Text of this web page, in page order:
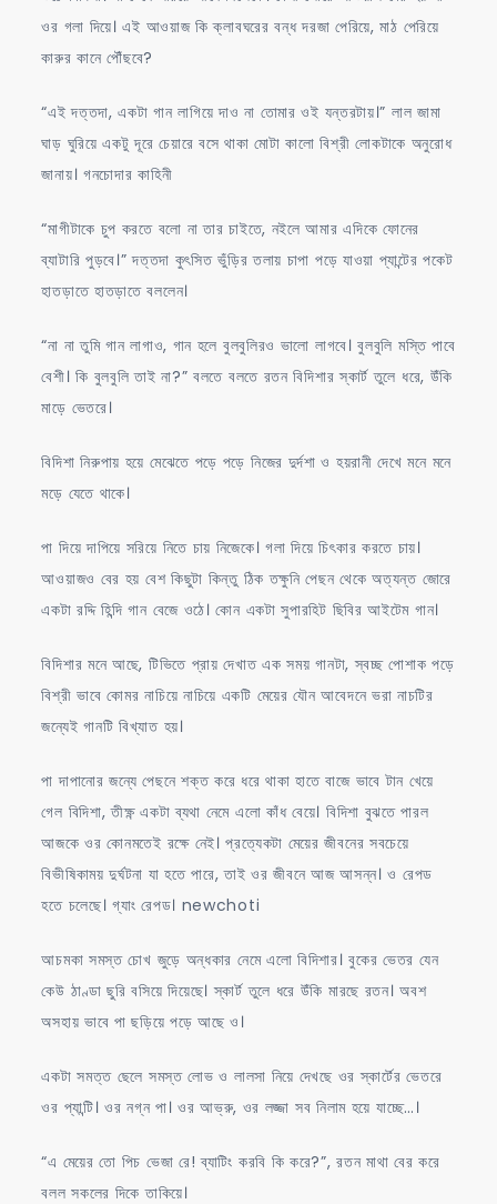
ওর গলা দিয়ে। এই আওয়াজ কি ক্লাবঘরের বন্ধ দরজা পেরিয়ে, মাঠ পেরিয়ে
কারুর কানে পৌঁছবে?
“এই দত্তদা, একটা গান লাগিয়ে দাও না তোমার ওই যন্তরটায়।” লাল জামা
ঘাড় ঘুরিয়ে একটু দূরে চেয়ারে বসে থাকা মোটা কালো বিশ্রী লোকটাকে অনুরোধ
জানায়। গনচোদার কাহিনী
“মাগীটাকে চুপ করতে বলো না তার চাইতে, নইলে আমার এদিকে ফোনের
ব্যাটারি পুড়বে।” দত্তদা কুৎসিত ভুঁড়ির তলায় চাপা পড়ে যাওয়া প্যান্টের পকেট
হাতড়াতে হাতড়াতে বললেন।
“না না তুমি গান লাগাও, গান হলে বুলবুলিরও ভালো লাগবে। বুলবুলি মস্তি পাবে
বেশী। কি বুলবুলি তাই না?” বলতে বলতে রতন বিদিশার স্কার্ট তুলে ধরে, উঁকি
মাড়ে ভেতরে।
বিদিশা নিরুপায় হয়ে মেঝেতে পড়ে পড়ে নিজের দুর্দশা ও হয়রানী দেখে মনে মনে
মড়ে যেতে থাকে।
পা দিয়ে দাপিয়ে সরিয়ে নিতে চায় নিজেকে। গলা দিয়ে চিৎকার করতে চায়।
আওয়াজও বের হয় বেশ কিছুটা কিন্তু ঠিক তক্ষুনি পেছন থেকে অত্যন্ত জোরে
একটা রদ্দি হিন্দি গান বেজে ওঠে। কোন একটা সুপারহিট ছিবির আইটেম গান।
বিদিশার মনে আছে, টিভিতে প্রায় দেখাত এক সময় গানটা, স্বচ্ছ পোশাক পড়ে
বিশ্রী ভাবে কোমর নাচিয়ে নাচিয়ে একটি মেয়ের যৌন আবেদনে ভরা নাচটির
জন্যেই গানটি বিখ্যাত হয়।
পা দাপানোর জন্যে পেছনে শক্ত করে ধরে থাকা হাতে বাজে ভাবে টান খেয়ে
গেল বিদিশা, তীক্ষ্ণ একটা ব্যথা নেমে এলো কাঁধ বেয়ে। বিদিশা বুঝতে পারল
আজকে ওর কোনমতেই রক্ষে নেই। প্রত্যেকটা মেয়ের জীবনের সবচেয়ে
বিভীষিকাময় দুর্ঘটনা যা হতে পারে, তাই ওর জীবনে আজ আসন্ন। ও রেপড
হতে চলেছে। গ্যাং রেপড। newchoti
আচমকা সমস্ত চোখ জুড়ে অন্ধকার নেমে এলো বিদিশার। বুকের ভেতর যেন
কেউ ঠাণ্ডা ছুরি বসিয়ে দিয়েছে। স্কার্ট তুলে ধরে উঁকি মারছে রতন। অবশ
অসহায় ভাবে পা ছড়িয়ে পড়ে আছে ও।
একটা সমত্ত ছেলে সমস্ত লোভ ও লালসা নিয়ে দেখছে ওর স্কার্টের ভেতরে
ওর প্যান্টি। ওর নগ্ন পা। ওর আভ্রু, ওর লজ্জা সব নিলাম হয়ে যাচ্ছে…।
“এ মেয়ের তো পিচ ভেজা রে! ব্যাটিং করবি কি করে?”, রতন মাথা বের করে
বলল সকলের দিকে তাকিয়ে।